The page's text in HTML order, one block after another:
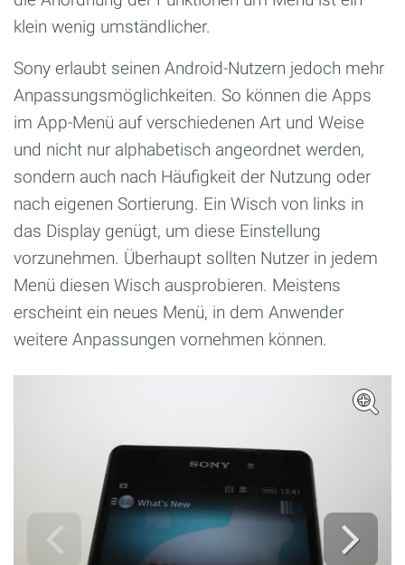
klein wenig umständlicher.
Sony erlaubt seinen Android-Nutzern jedoch mehr
Anpassungsmöglichkeiten. So können die Apps
im App-Menü auf verschiedenen Art und Weise
und nicht nur alphabetisch angeordnet werden,
sondern auch nach Häufigkeit der Nutzung oder
nach eigenen Sortierung. Ein Wisch von links in
das Display genügt, um diese Einstellung
vorzunehmen. Überhaupt sollten Nutzer in jedem
Menü diesen Wisch ausprobieren. Meistens
erscheint ein neues Menü, in dem Anwender
weitere Anpassungen vornehmen können.